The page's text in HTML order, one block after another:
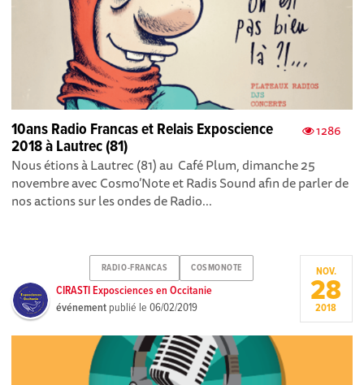
1286
10ans Radio Francas et Relais Exposcience
2018 à Lautrec (81)
Nous étions à Lautrec (81) au Café Plum, dimanche 25
novembre avec Cosmo’Note et Radis Sound afin de parler de
nos actions sur les ondes de Radio...
RADIO-FRANCAS COSMONOTE
CIRASTI Exposciences en Occitanie
événement publié le06/02/2019
NOV.
28
2018